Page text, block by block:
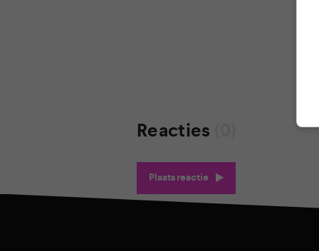
Reacties
Plaats reactie